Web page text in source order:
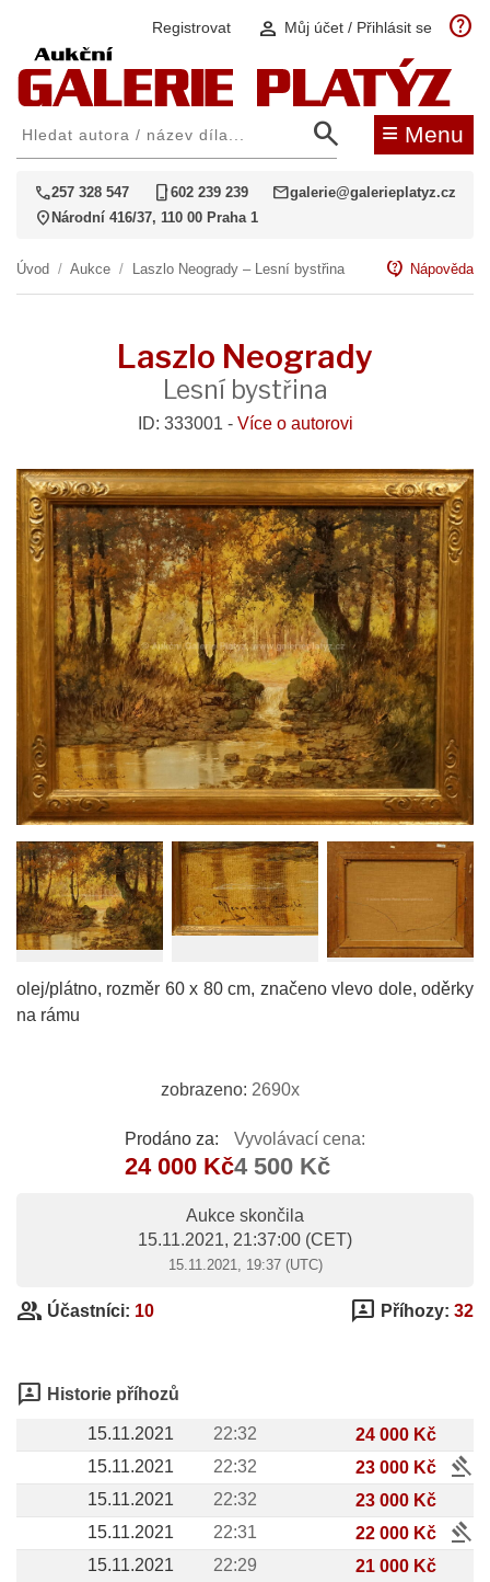
Registrovat person Můj účet / Přihlásit se help
search ≡ Menu
call257 328 547 phone_iphone602 239 239 mailgalerie@galerieplatyz.cz
location_on Národní 416/37, 110 00 Praha 1
Úvod / Aukce / Laszlo Neogrady – Lesní bystřina contact_support Nápověda
Laszlo Neogrady
Lesní bystřina
ID: 333001 - Více o autorovi
olej/plátno, rozměr 60 x 80 cm, značeno vlevo dole, oděrky
na rámu
zobrazeno: 2690x
Prodáno za:
24 000 Kč
Vyvolávací cena:
4 500 Kč
Aukce skončila
15.11.2021, 21:37:00 (CET)
15.11.2021, 19:37 (UTC)
group Účastníci: 10 3p Příhozy: 32
3p Historie příhozů
15.11.2021 22:32
24 000 Kč
15.11.2021
22:32 23 000 Kč gavel
15.11.2021 22:32
23 000 Kč
15.11.2021
22:31 22 000 Kč gavel
15.11.2021 22:29
21 000 Kč